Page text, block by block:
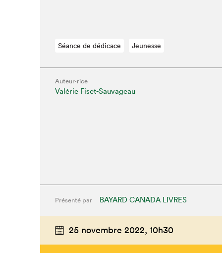
Séance de dédicace Jeunesse
Auteur·rice
Valérie Fiset-Sauvageau
Présenté par BAYARD CANADA LIVRES
25 novembre 2022, 10h30